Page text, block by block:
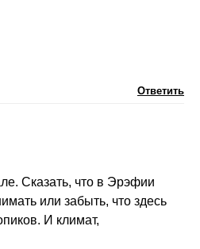
Ответить
Сказать, что в Эрэфии
или забыть, что здесь
И климат,